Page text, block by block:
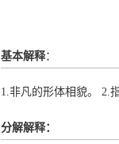
基本解释：
1.非凡的形体相貌。 2.
分解解释：